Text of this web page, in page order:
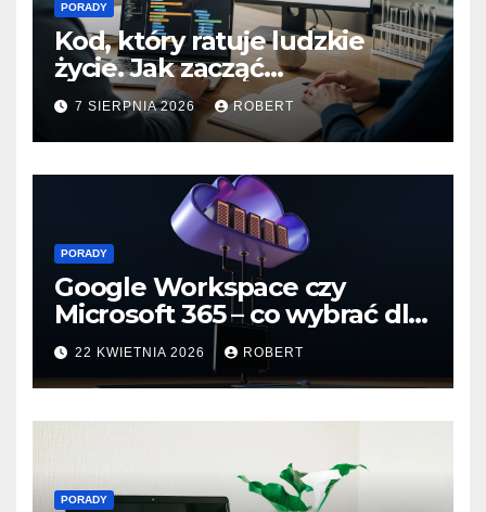
PORADY
Kod, który ratuje ludzkie
życie. Jak zacząć
programować dla branży life
sciences?
7 SIERPNIA 2026 ROBERT
PORADY
Google Workspace czy
Microsoft 365 – co wybrać dla
małej firmy
22 KWIETNIA 2026 ROBERT
PORADY